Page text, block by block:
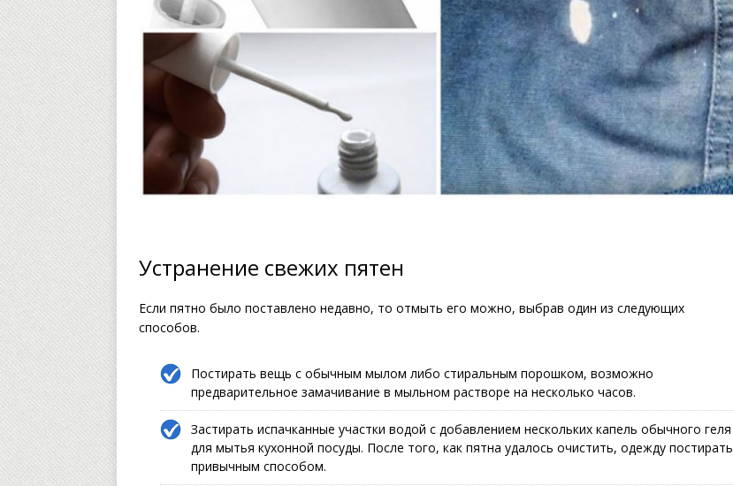
Устранение свежих пятен
Если пятно было поставлено недавно, то отмыть его можно, выбрав один из следующих
способов.
Постирать вещь с обычным мылом либо стиральным порошком, возможно
предварительное замачивание в мыльном растворе на несколько часов.
Застирать испачканные участки водой с добавлением нескольких капель обычного геля
для мытья кухонной посуды. После того, как пятна удалось очистить, одежду постирать
привычным способом.